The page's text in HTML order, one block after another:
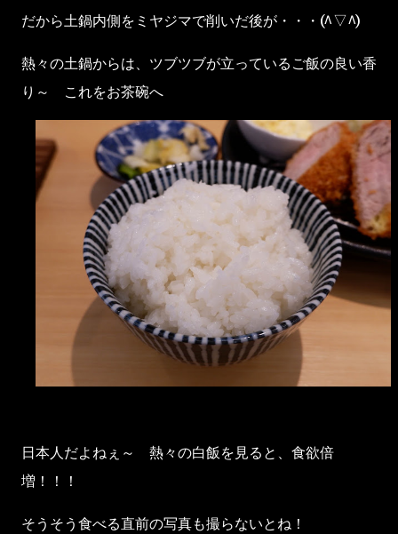
だから土鍋内側をミヤジマで削いだ後が・・・(^▽^)
熱々の土鍋からは、ツブツブが立っているご飯の良い香
り～ これをお茶碗へ
日本人だよねぇ～ 熱々の白飯を見ると、食欲倍
増！！！
そうそう食べる直前の写真も撮らないとね！